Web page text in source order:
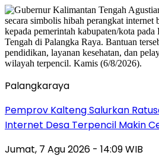
Palangkaraya
Pemprov Kalteng Salurkan
Internet Desa Terpencil Makin
Jumat, 7 Agu 2026 - 14:09 WIB